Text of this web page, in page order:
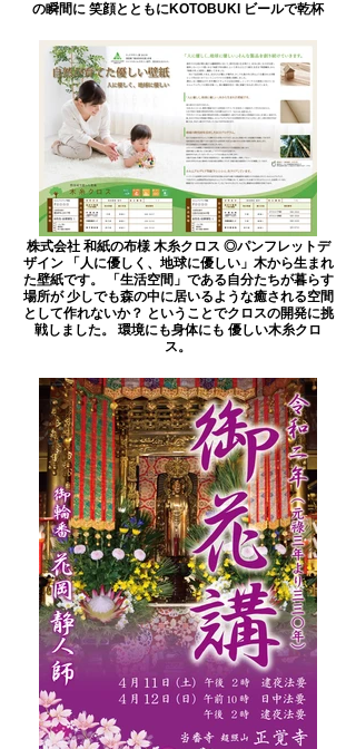
の瞬間に 笑顔とともにKOTOBUKI ビールで乾杯
株式会社 和紙の布様 木糸クロス ◎パンフレットデ
ザイン 「人に優しく、地球に優しい」木から生まれ
た壁紙です。 「生活空間」である自分たちが暮らす
場所が 少しでも森の中に居いるような癒される空間
として作れないか？ ということでクロスの開発に挑
戦しました。 環境にも身体にも 優しい木糸クロ
ス。